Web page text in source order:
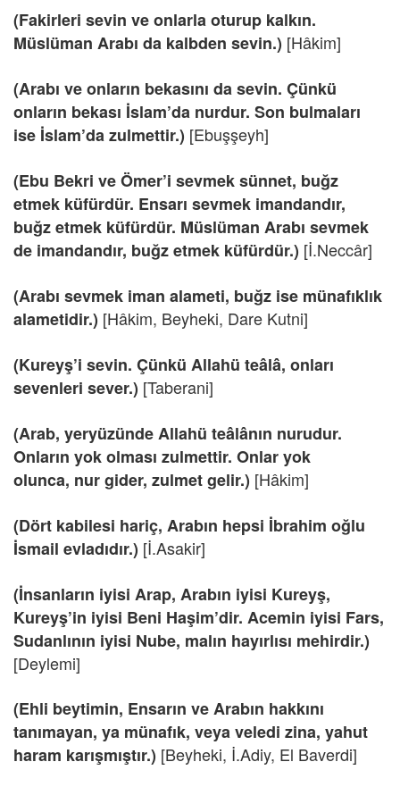
(Fakirleri sevin ve onlarla oturup kalkın.
Müslüman Arabı da kalbden sevin.) [Hâkim]
(Arabı ve onların bekasını da sevin. Çünkü
onların bekası İslam’da nurdur. Son bulmaları
ise İslam’da zulmettir.) [Ebuşşeyh]
(Ebu Bekri ve Ömer’i sevmek sünnet, buğz
etmek küfürdür. Ensarı sevmek imandandır,
buğz etmek küfürdür. Müslüman Arabı sevmek
de imandandır, buğz etmek küfürdür.) [İ.Neccâr]
(Arabı sevmek iman alameti, buğz ise münafıklık
alametidir.) [Hâkim, Beyheki, Dare Kutni]
(Kureyş’i sevin. Çünkü Allahü teâlâ, onları
sevenleri sever.) [Taberani]
(Arab, yeryüzünde Allahü teâlânın nurudur.
Onların yok olması zulmettir. Onlar yok
olunca, nur gider, zulmet gelir.) [Hâkim]
(Dört kabilesi hariç, Arabın hepsi İbrahim oğlu
İsmail evladıdır.) [İ.Asakir]
(İnsanların iyisi Arap, Arabın iyisi Kureyş,
Kureyş’in iyisi Beni Haşim’dir. Acemin iyisi Fars,
Sudanlının iyisi Nube, malın hayırlısı mehirdir.)
[Deylemi]
(Ehli beytimin, Ensarın ve Arabın hakkını
tanımayan, ya münafık, veya veledi zina, yahut
haram karışmıştır.) [Beyheki, İ.Adiy, El Baverdi]